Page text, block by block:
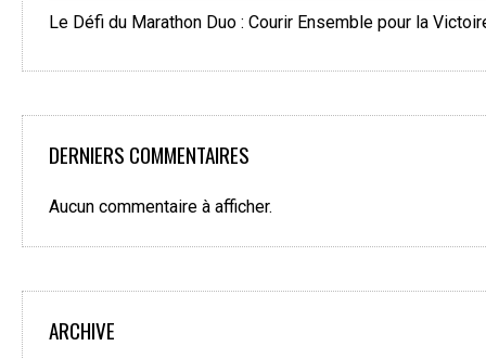
Le Défi du Marathon Duo : Courir Ensemble pour la
DERNIERS COMMENTAIRES
Aucun commentaire à afficher.
ARCHIVE